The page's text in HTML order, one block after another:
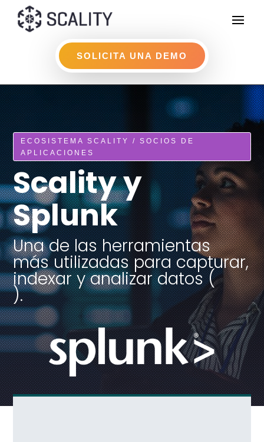
SOLICITA UNA DEMO
ECOSISTEMA SCALITY / SOCIOS DE
APLICACIONES
Scality y
Splunk
Una de las herramientas
más utilizadas para capturar,
indexar y analizar datos (
).